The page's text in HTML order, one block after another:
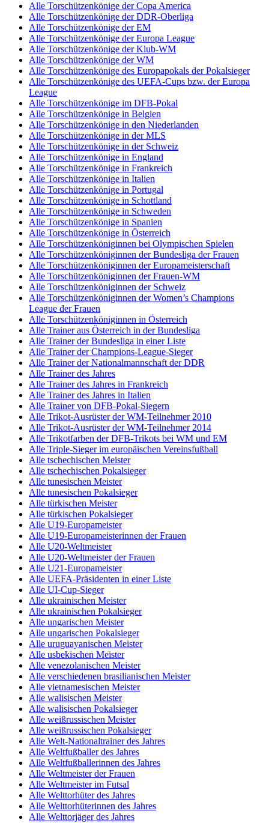
Alle Torschützenkönige der Copa America
Alle Torschützenkönige der DDR-Oberliga
Alle Torschützenkönige der EM
Alle Torschützenkönige der Europa League
Alle Torschützenkönige der Klub-WM
Alle Torschützenkönige der WM
Alle Torschützenkönige des Europapokals der Pokalsieger
Alle Torschützenkönige des UEFA-Cups bzw. der Europa
League
Alle Torschützenkönige im DFB-Pokal
Alle Torschützenkönige in Belgien
Alle Torschützenkönige in den Niederlanden
Alle Torschützenkönige in der MLS
Alle Torschützenkönige in der Schweiz
Alle Torschützenkönige in England
Alle Torschützenkönige in Frankreich
Alle Torschützenkönige in Italien
Alle Torschützenkönige in Portugal
Alle Torschützenkönige in Schottland
Alle Torschützenkönige in Schweden
Alle Torschützenkönige in Spanien
Alle Torschützenkönige in Österreich
Alle Torschützenköniginnen bei Olympischen Spielen
Alle Torschützenköniginnen der Bundesliga der Frauen
Alle Torschützenköniginnen der Europameisterschaft
Alle Torschützenköniginnen der Frauen-WM
Alle Torschützenköniginnen der Schweiz
Alle Torschützenköniginnen der Women’s Champions
League der Frauen
Alle Torschützenköniginnen in Österreich
Alle Trainer aus Österreich in der Bundesliga
Alle Trainer der Bundesliga in einer Liste
Alle Trainer der Champions-League-Sieger
Alle Trainer der Nationalmannschaft der DDR
Alle Trainer des Jahres
Alle Trainer des Jahres in Frankreich
Alle Trainer des Jahres in Italien
Alle Trainer von DFB-Pokal-Siegern
Alle Trikot-Ausrüster der WM-Teilnehmer 2010
Alle Trikot-Ausrüster der WM-Teilnehmer 2014
Alle Trikotfarben der DFB-Trikots bei WM und EM
Alle Triple-Sieger im europäischen Vereinsfußball
Alle tschechischen Meister
Alle tschechischen Pokalsieger
Alle tunesischen Meister
Alle tunesischen Pokalsieger
Alle türkischen Meister
Alle türkischen Pokalsieger
Alle U19-Europameister
Alle U19-Europameisterinnen der Frauen
Alle U20-Weltmeister
Alle U20-Weltmeister der Frauen
Alle U21-Europameister
Alle UEFA-Präsidenten in einer Liste
Alle UI-Cup-Sieger
Alle ukrainischen Meister
Alle ukrainischen Pokalsieger
Alle ungarischen Meister
Alle ungarischen Pokalsieger
Alle uruguayanischen Meister
Alle usbekischen Meister
Alle venezolanischen Meister
Alle verschiedenen brasilianischen Meister
Alle vietnamesischen Meister
Alle walisischen Meister
Alle walisischen Pokalsieger
Alle weißrussischen Meister
Alle weißrussischen Pokalsieger
Alle Welt-Nationaltrainer des Jahres
Alle Weltfußballer des Jahres
Alle Weltfußballerinnen des Jahres
Alle Weltmeister der Frauen
Alle Weltmeister im Futsal
Alle Welttorhüter des Jahres
Alle Welttorhüterinnen des Jahres
Alle Welttorjäger des Jahres